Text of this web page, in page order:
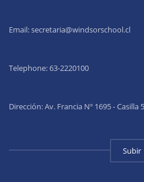
Email:secretaria@windsorschool.cl
Telephone: 63-2220100
Dirección: Av. Francia Nº 1695 - Casilla
Subir